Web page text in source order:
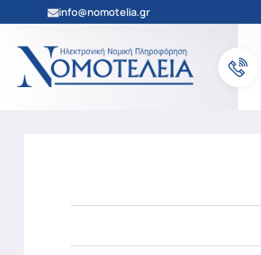
info@nomotelia.gr